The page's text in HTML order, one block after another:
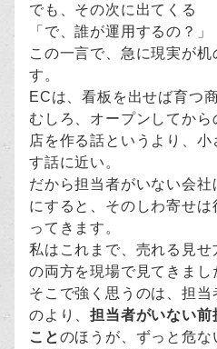
でも、その次に出てくる
「で、誰が運用するの？」
この一言で、急に現実が机
す。
ECは、看板を出せば育つ
むしろ、オープンしてから
店を作る話というより、
す話に近い。
だから担当者がいない会
にすると、そのしわ寄せ
ってきます。
私はこれまで、売れる見せ
の両方を現場で見てきまし
そこで強く思うのは、担
のより、担当者がいない
ことのほうが、ずっと危な